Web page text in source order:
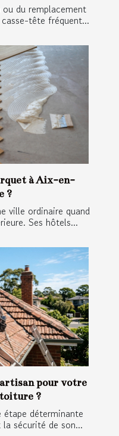
du remplacement
tête fréquent...
à Aix-en-
?
ville ordinaire quand
Ses hôtels...
pour votre
?
étape déterminante
sécurité de son...